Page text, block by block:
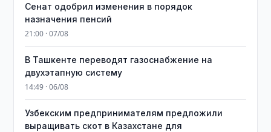
Сенат одобрил изменения в порядок
назначения пенсий
21:00 · 07/08
В Ташкенте переводят газоснабжение на
двухэтапную систему
14:49 · 06/08
Узбекским предпринимателям предложили
выращивать скот в Казахстане для